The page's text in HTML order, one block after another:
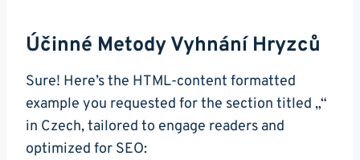
Účinné Metody Vyhnání Hryzců
Sure! Here’s the HTML-content formatted
example you requested for the section titled „“
in Czech, tailored to engage readers and
optimized for SEO: